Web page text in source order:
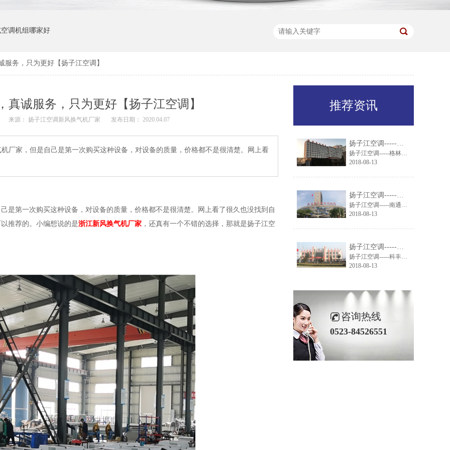
调机组哪家好
服务，只为更好【扬子江空调】
真诚服务，只为更好【扬子江空调】
来源： 扬子江空调新风换气机厂家 发布日期： 2020.04.07
厂家，但是自己是第一次购买这种设备，对设备的质量，价格都不是很清楚。网上看
是第一次购买这种设备，对设备的质量，价格都不是很清楚。网上看了很久也没找到自
推荐的。小编想说的是浙江新风换气机厂家 ，还真有一个不错的选择，那就是扬子江空
推荐资讯
扬子江空调-----格林东方酒店引进扬子江组合式空调机组
扬子江空调-----格林东方酒店引进扬子江组合式空调机组
2018-08-13
扬子江空调-----南通市妇幼保健院就通风系统与扬子江空调达成一致
扬子江空调-----南通市妇幼保健院就通风系统与扬子江空调达成一致
2018-08-13
扬子江空调-----科丰集团大楼空调系统解决方案
扬子江空调-----科丰集团大楼空调系统解决方案
2018-08-13
咨询热线
0523-84526551